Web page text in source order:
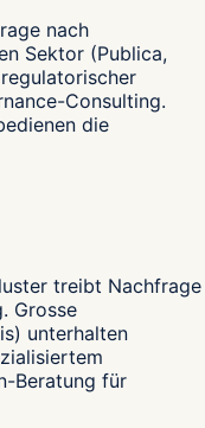
nach
Sektor (Publica,
Consulting.
die
treibt Nachfrage
Grosse
unterhalten
Beratung für